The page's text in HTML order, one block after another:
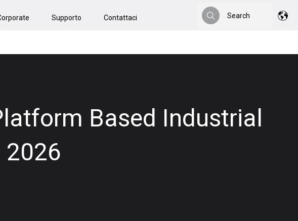
Supporto Contattaci
Search
Search
Based Industrial
2026